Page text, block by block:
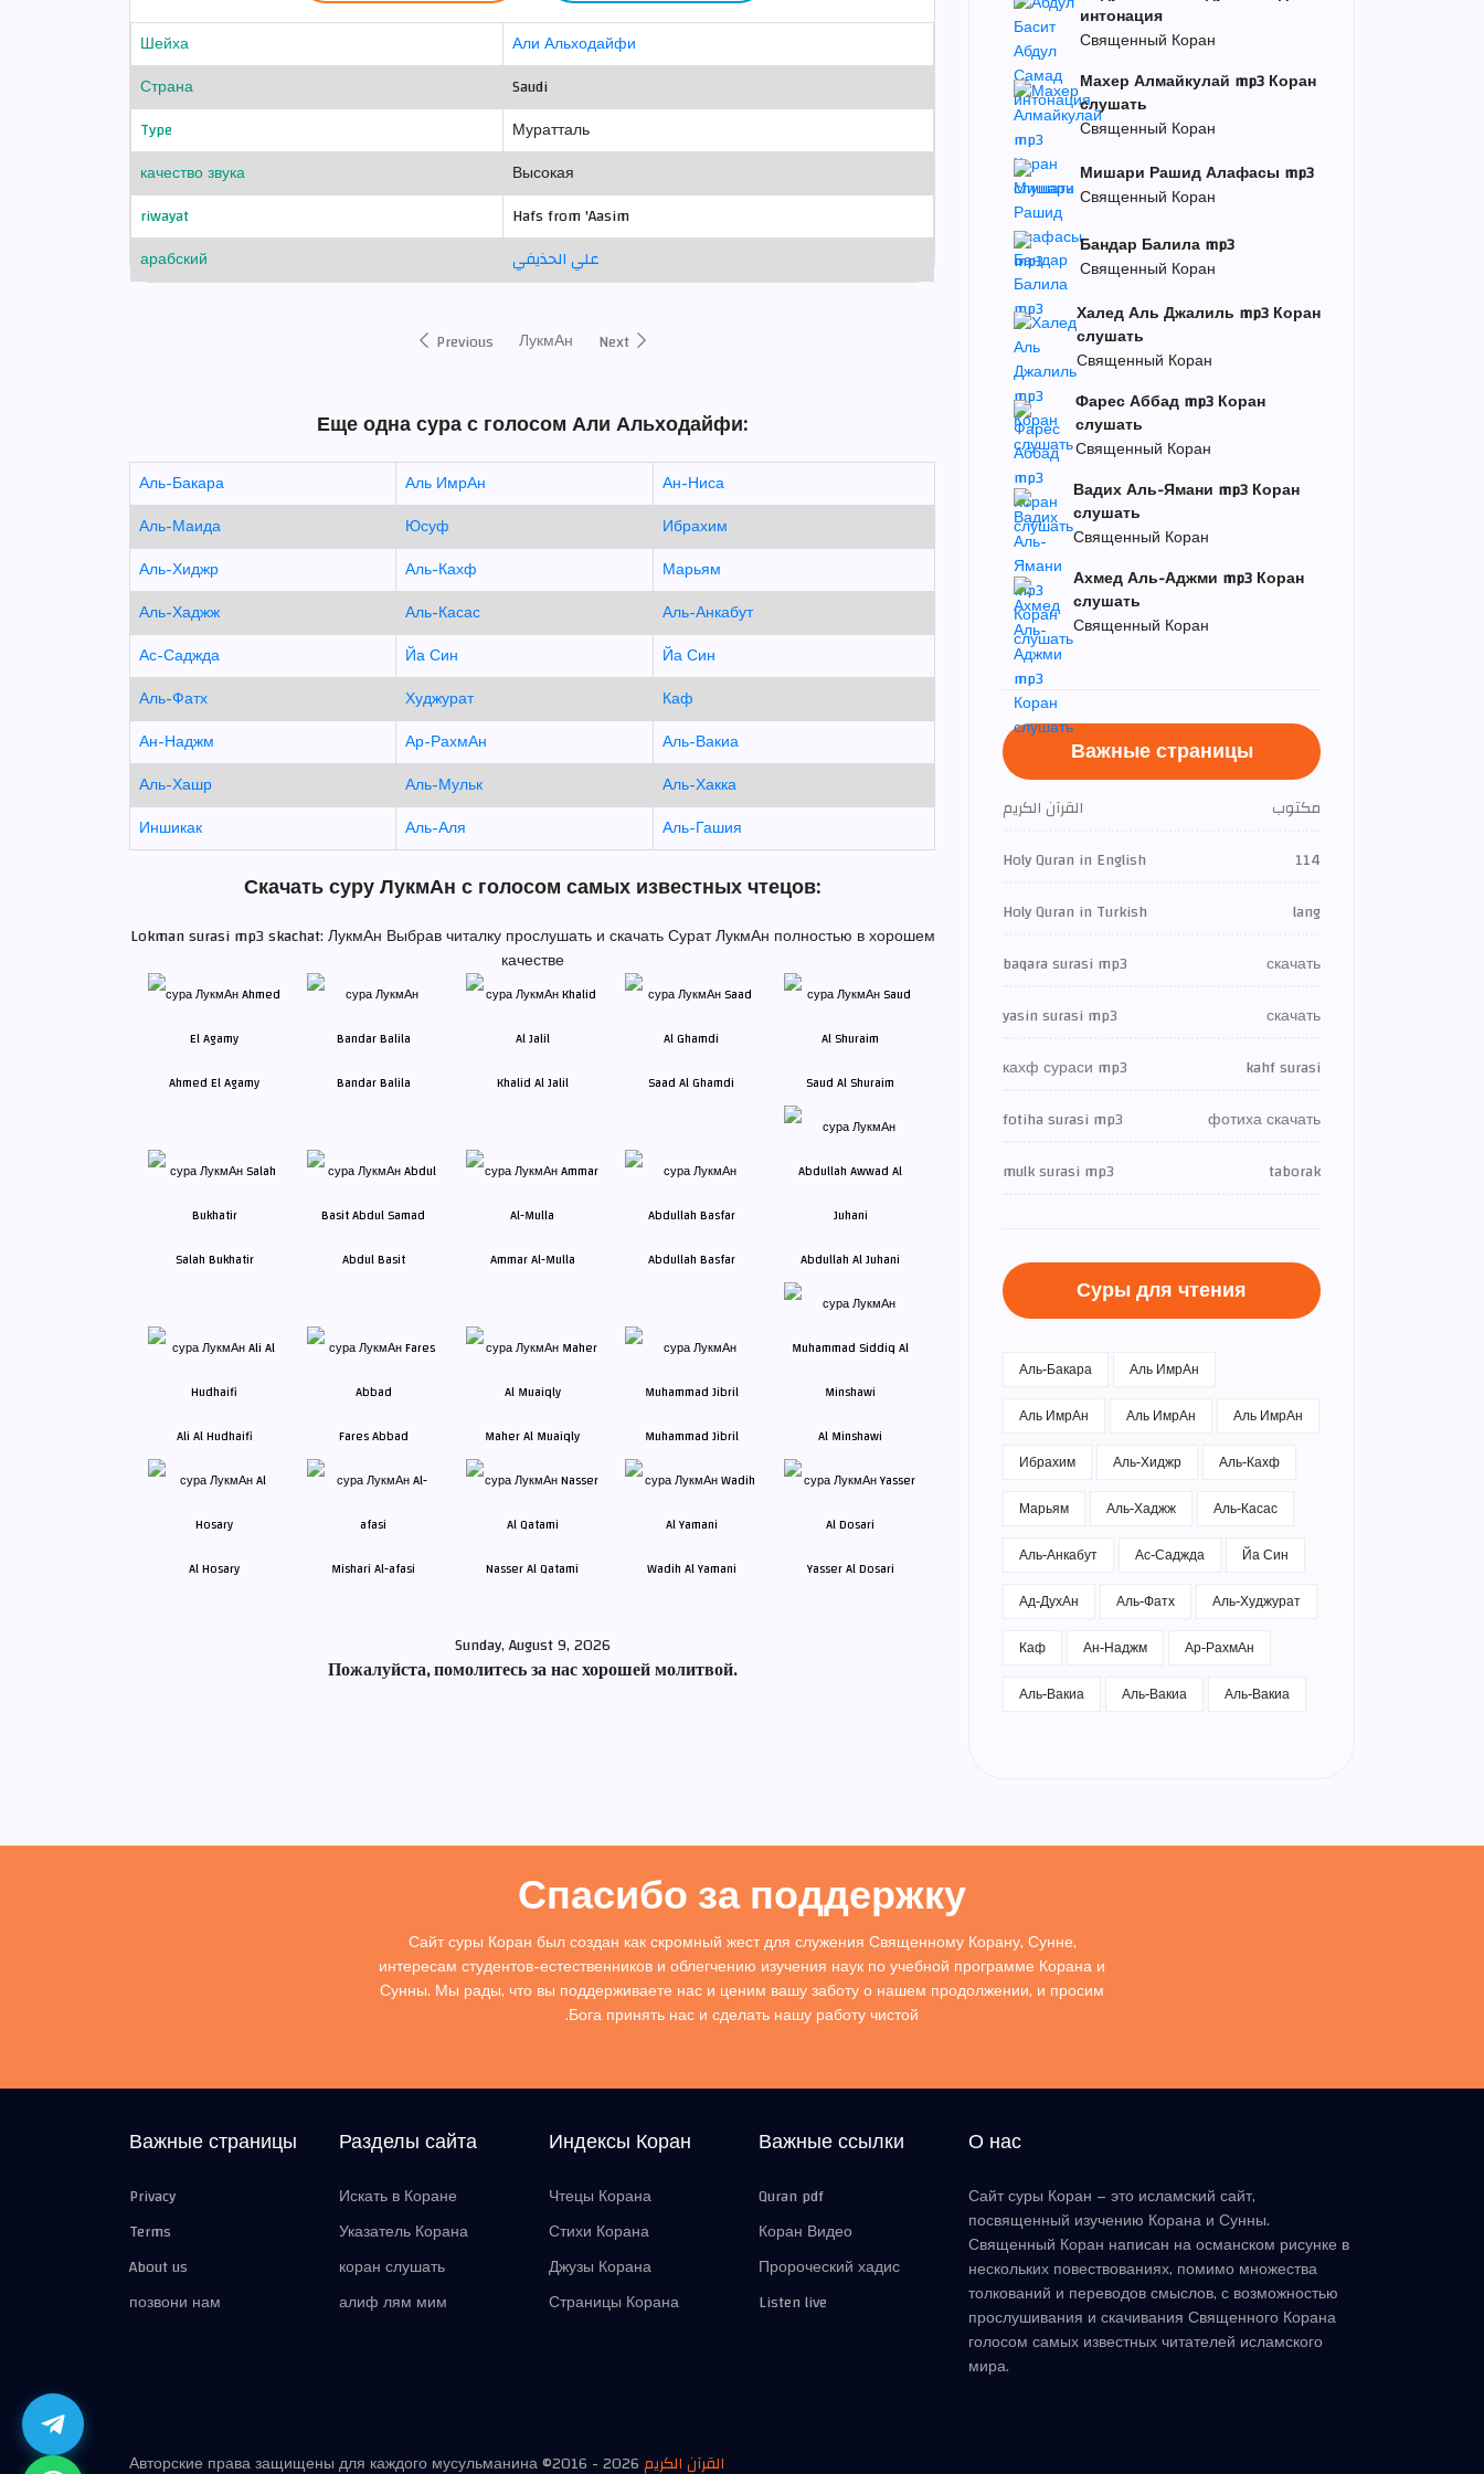
Шейха
Али Альходайфи
Страна
Saudi
Type
Муратталь
качество звука
Высокая
riwayat
Hafs from 'Aasim
арабский
علي الحذيفي
Previous ЛукмАн Next
Еще одна сура с голосом Али Альходайфи:
Аль-Бакара Аль ИмрАн
Ан-Ниса
Аль-Маида
Юсуф
Ибрахим
Аль-Хиджр
Аль-Кахф
Марьям
Аль-Хаджж
Аль-Касас
Аль-Анкабут
Ас-Саджда
Йа Син
Йа Син
Аль-Фатх
Худжурат
Каф
Ан-Наджм
Ар-РахмАн
Аль-Вакиа
Аль-Хашр
Аль-Мульк
Аль-Хакка
Иншикак
Аль-Аля Аль-Гашия
Скачать суру ЛукмАн с голосом самых известных чтецов:
Lokman surasi mp3 skachat: ЛукмАн Выбрав читалку прослушать и скачать Сурат ЛукмАн полностью в хорошем
качестве
Ahmed El Agamy Bandar Balila Khalid Al Jalil Saad Al Ghamdi Saud Al Shuraim
Salah Bukhatir Abdul Basit Ammar Al-Mulla Abdullah Basfar Abdullah Al Juhani
Ali Al Hudhaifi Fares Abbad Maher Al Muaiqly Muhammad Jibril Al Minshawi
Al Hosary Mishari Al-afasi Nasser Al Qatami Wadih Al Yamani Yasser Al Dosari
Sunday, August 9, 2026
Пожалуйста, помолитесь за нас хорошей молитвой.
интонация
Священный Коран
Махер Алмайкулай mp3 Коран
слушать
Священный Коран
Мишари Рашид Алафасы mp3
Священный Коран
Бандар Балила mp3
Священный Коран
Халед Аль Джалиль mp3 Коран
слушать
Священный Коран
Фарес Аббад mp3 Коран
слушать
Священный Коран
Вадих Аль-Ямани mp3 Коран
слушать
Священный Коран
Ахмед Аль-Аджми mp3 Коран
слушать
Священный Коран
Важные страницы
القرآن الكريم
مكتوب
Holy Quran in English
114
Holy Quran in Turkish
lang
baqara surasi mp3
скачать
yasin surasi mp3
скачать
кахф сураси mp3
kahf surasi
fotiha surasi mp3
фотиха скачать
mulk surasi mp3
taborak
Суры для чтения
Аль-Бакара
Аль ИмрАн
Аль ИмрАн
Аль ИмрАн
Аль ИмрАн
Ибрахим
Аль-Хиджр
Аль-Кахф
Марьям
Аль-Хаджж
Аль-Касас
Аль-Анкабут
Ас-Саджда
Йа Син
Ад-ДухАн
Аль-Фатх
Аль-Худжурат
Каф
Ан-Наджм
Ар-РахмАн
Аль-Вакиа
Аль-Вакиа Аль-Вакиа
Спасибо за поддержку
Сайт суры Коран был создан как скромный жест для служения Священному Корану, Сунне,
интересам студентов-естественников и облегчению изучения наук по учебной программе Корана и
Сунны. Мы рады, что вы поддерживаете нас и ценим вашу заботу о нашем продолжении, и просим
Бога принять нас и сделать нашу работу чистой.
Важные страницы
Privacy
Terms
About us
позвони нам
Разделы сайта
Искать в Коране
Указатель Корана
коран слушать
алиф лям мим
Индексы Коран
Чтецы Корана
Стихи Корана
Джузы Корана
Страницы Корана
Важные ссылки
Quran pdf
Коран Видео
Пророческий хадис
Listen live
О нас
Сайт суры Коран – это исламский сайт,
посвященный изучению Корана и Сунны.
Священный Коран написан на османском рисунке в
нескольких повествованиях, помимо множества
толкований и переводов смыслов, с возможностью
прослушивания и скачивания Священного Корана
голосом самых известных читателей исламского
мира.
Авторские права защищены для каждого мусульманина ©2016 -2026القرآن الكريم